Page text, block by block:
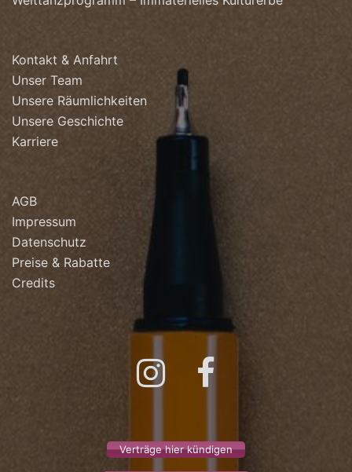
Kontakt & Anfahrt
Unser Team
Unsere Räumlichkeiten
Unsere Geschichte
Karriere
AGB
Impressum
Datenschutz
Preise & Rabatte
Credits
Instagram
Verträge hier kündigen